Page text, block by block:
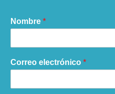
Nombre *
Correo electrónico *